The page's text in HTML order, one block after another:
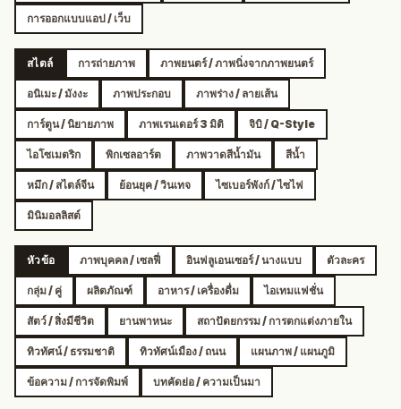
การออกแบบแอป / เว็บ
สไตล์ การถ่ายภาพ ภาพยนตร์ / ภาพนิ่งจากภาพยนตร์
อนิเมะ / มังงะ ภาพประกอบ ภาพร่าง / ลายเส้น
การ์ตูน / นิยายภาพ ภาพเรนเดอร์ 3 มิติ จิบิ / Q-Style
ไอโซเมตริก พิกเซลอาร์ต ภาพวาดสีน้ำมัน สีน้ำ
หมึก / สไตล์จีน ย้อนยุค / วินเทจ ไซเบอร์พังก์ / ไซไฟ
มินิมอลลิสต์
หัวข้อ ภาพบุคคล / เซลฟี่ อินฟลูเอนเซอร์ / นางแบบ ตัวละคร
กลุ่ม / คู่ ผลิตภัณฑ์ อาหาร / เครื่องดื่ม ไอเทมแฟชั่น
สัตว์ / สิ่งมีชีวิต ยานพาหนะ สถาปัตยกรรม / การตกแต่งภายใน
ทิวทัศน์ / ธรรมชาติ ทิวทัศน์เมือง / ถนน แผนภาพ / แผนภูมิ
ข้อความ / การจัดพิมพ์ บทคัดย่อ / ความเป็นมา